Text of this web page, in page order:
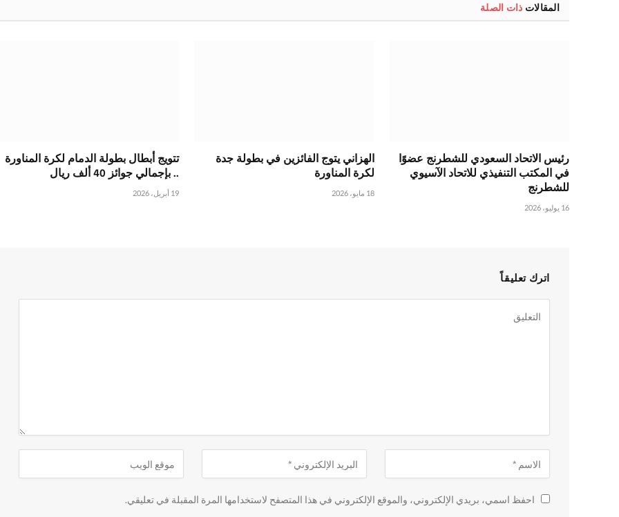
المقالات ذات الصلة
رئيس الاتحاد السعودي للشطرنج عضوًا
في المكتب التنفيذي للاتحاد الآسيوي
للشطرنج
16 يوليو، 2026
الهزاني يتوج الفائزين في بطولة جدة
لكرة المناورة
18 مايو، 2026
تتويج أبطال بطولة الدمام لكرة المناورة
.. بإجمالي جوائز 40 ألف ريال
19 أبريل، 2026
اترك تعليقاً
احفظ اسمي، بريدي الإلكتروني، والموقع الإلكتروني في هذا المتصفح لاستخدامها المرة المقبلة في تعليقي.